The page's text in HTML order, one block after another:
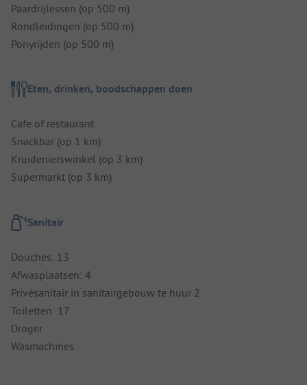
Paardrijlessen (op 500 m)
Rondleidingen (op 500 m)
Ponyrijden (op 500 m)
Eten, drinken, boodschappen doen
Cafe of restaurant
Snackbar (op 1 km)
Kruidenierswinkel (op 3 km)
Supermarkt (op 3 km)
Sanitair
Douches: 13
Afwasplaatsen: 4
Privésanitair in sanitairgebouw te huur 2
Toiletten: 17
Droger
Wasmachines